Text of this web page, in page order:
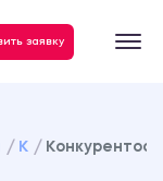
заявку
К